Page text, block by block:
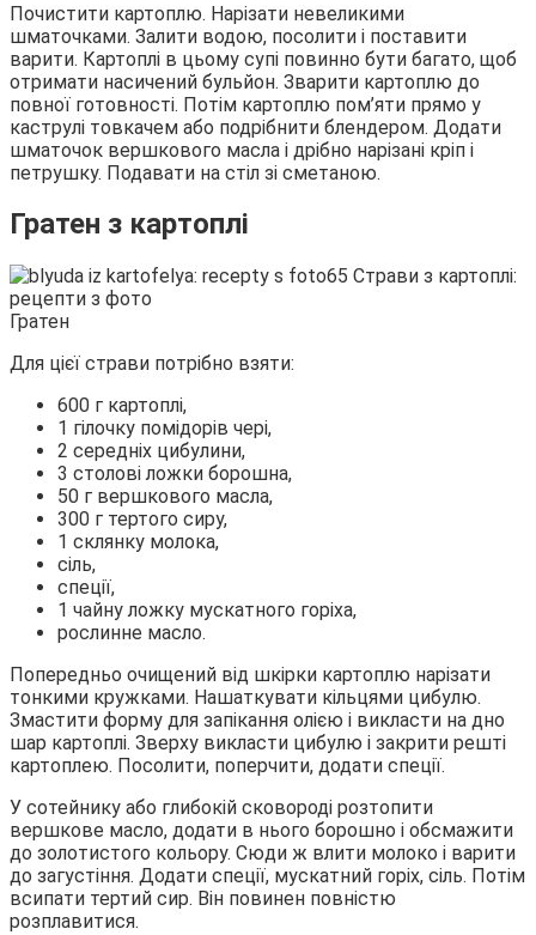
Почистити картоплю. Нарізати невеликими
шматочками. Залити водою, посолити і поставити
варити. Картоплі в цьому супі повинно бути багато, щоб
отримати насичений бульйон. Зварити картоплю до
повної готовності. Потім картоплю пом’яти прямо у
каструлі товкачем або подрібнити блендером. Додати
шматочок вершкового масла і дрібно нарізані кріп і
петрушку. Подавати на стіл зі сметаною.
Гратен з картоплі
Гратен
Для цієї страви потрібно взяти:
600 г картоплі,
1 гілочку помідорів чері,
2 середніх цибулини,
3 столові ложки борошна,
50 г вершкового масла,
300 г тертого сиру,
1 склянку молока,
сіль,
спеції,
1 чайну ложку мускатного горіха,
рослинне масло.
Попередньо очищений від шкірки картоплю нарізати
тонкими кружками. Нашаткувати кільцями цибулю.
Змастити форму для запікання олією і викласти на дно
шар картоплі. Зверху викласти цибулю і закрити решті
картоплею. Посолити, поперчити, додати спеції.
У сотейнику або глибокій сковороді розтопити
вершкове масло, додати в нього борошно і обсмажити
до золотистого кольору. Сюди ж влити молоко і варити
до загустіння. Додати спеції, мускатний горіх, сіль. Потім
всипати тертий сир. Він повинен повністю
розплавитися.